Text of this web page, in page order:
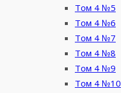
Том 4 №5
Том 4 №6
Том 4 №7
Том 4 №8
Том 4 №9
Том 4 №10